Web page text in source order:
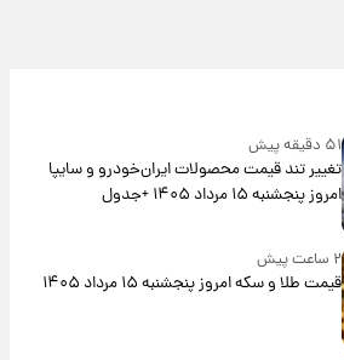
۵۱ دقیقه پیش
تغییر تند قیمت محصولات ایران‌خودرو و سایپا
امروز پنجشنبه ۱۵ مرداد ۱۴۰۵ +جدول
۲ ساعت پیش
قیمت طلا و سکه امروز پنجشنبه ۱۵ مرداد ۱۴۰۵